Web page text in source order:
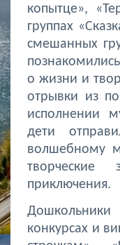
копытце»,
группах
смешанных
о жизни и
отрывки из
исполнении
дети
волшебному
творческие
приключения.
конкурсах и